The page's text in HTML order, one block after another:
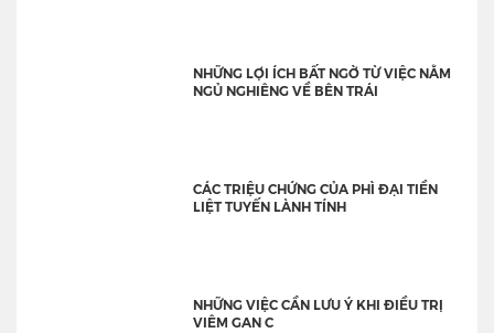
NHỮNG LỢI ÍCH BẤT NGỜ TỪ VIỆC NẰM
NGỦ NGHIÊNG VỀ BÊN TRÁI
CÁC TRIỆU CHỨNG CỦA PHÌ ĐẠI TIỀN
LIỆT TUYẾN LÀNH TÍNH
NHỮNG VIỆC CẦN LƯU Ý KHI ĐIỀU TRỊ
VIÊM GAN C